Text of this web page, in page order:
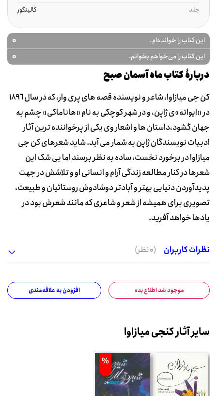
جلد
گالینگور
این کتاب را خوانده‌ام. 0
این کتاب را می‌خواهم بخوانم. 0
دربارۀ کتاب ماه آسمان صبح
کن جی میازاوا، شاعر و نویسنده قصه های پری وار، که در سال ١٨٩٦
در «ایواته»ی ژاپن، و در شهر کوچکی به نام «هاناماکی» چشم به
جهان گشود،داستان ها و اشعار وی یکی از پرخواننده ترین آثار
ادبیات نویسندگان ژاپن به شمار می آید. شاید شعرهای کن جی
میازاوا در برخورد نخست، ساده به نظر برسند اما بی شک این
شعرها در کنار مطالعه زندگی آرام و انسانی او و تلاشش در جهت
پدیدآوردن دنیایی بهتر و آبادتر دوشادوش روستائیان و طبیعت،
تصویری برای همیشه از شعر و شاعری که مانند شعرش بود در
یادها خواهد آفرید.
نظرات کاربران (0 نظر)
موجود شد اطلاع بده افزودن به علاقه‌مندی
سایر آثار کنجی میازاوا
%